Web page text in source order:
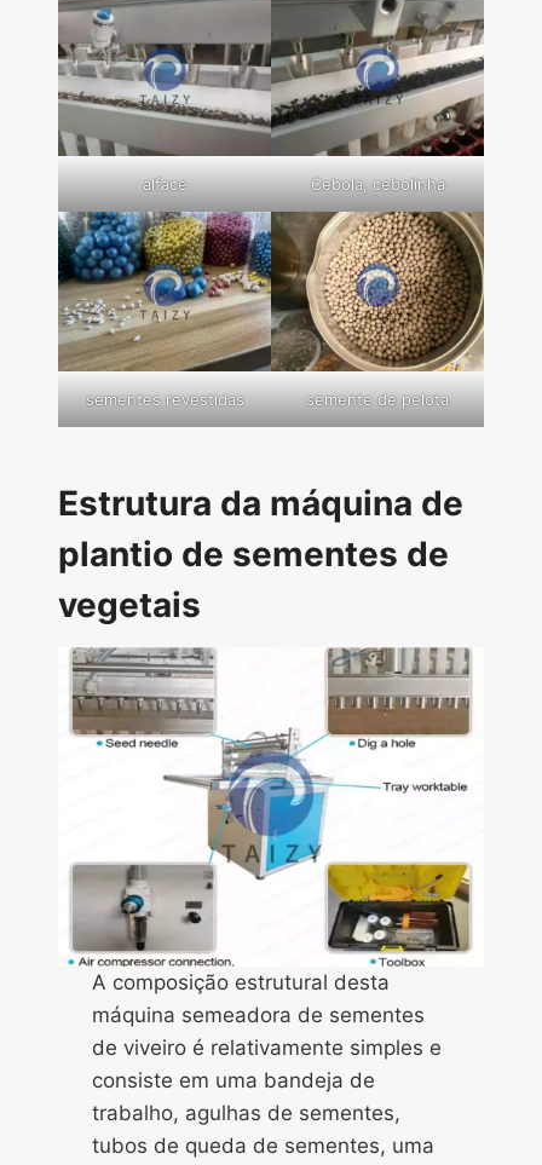
alface Cebola, cebolinha
sementes revestidas semente de pelota
Estrutura da máquina de
plantio de sementes de
vegetais
A composição estrutural desta
máquina semeadora de sementes
de viveiro é relativamente simples e
consiste em uma bandeja de
trabalho, agulhas de sementes,
tubos de queda de sementes, uma